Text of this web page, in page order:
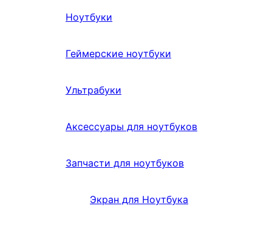
Ноутбуки
Геймерские ноутбуки
Ультрабуки
Аксессуары для ноутбуков
Запчасти для ноутбуков
Экран для Ноутбука